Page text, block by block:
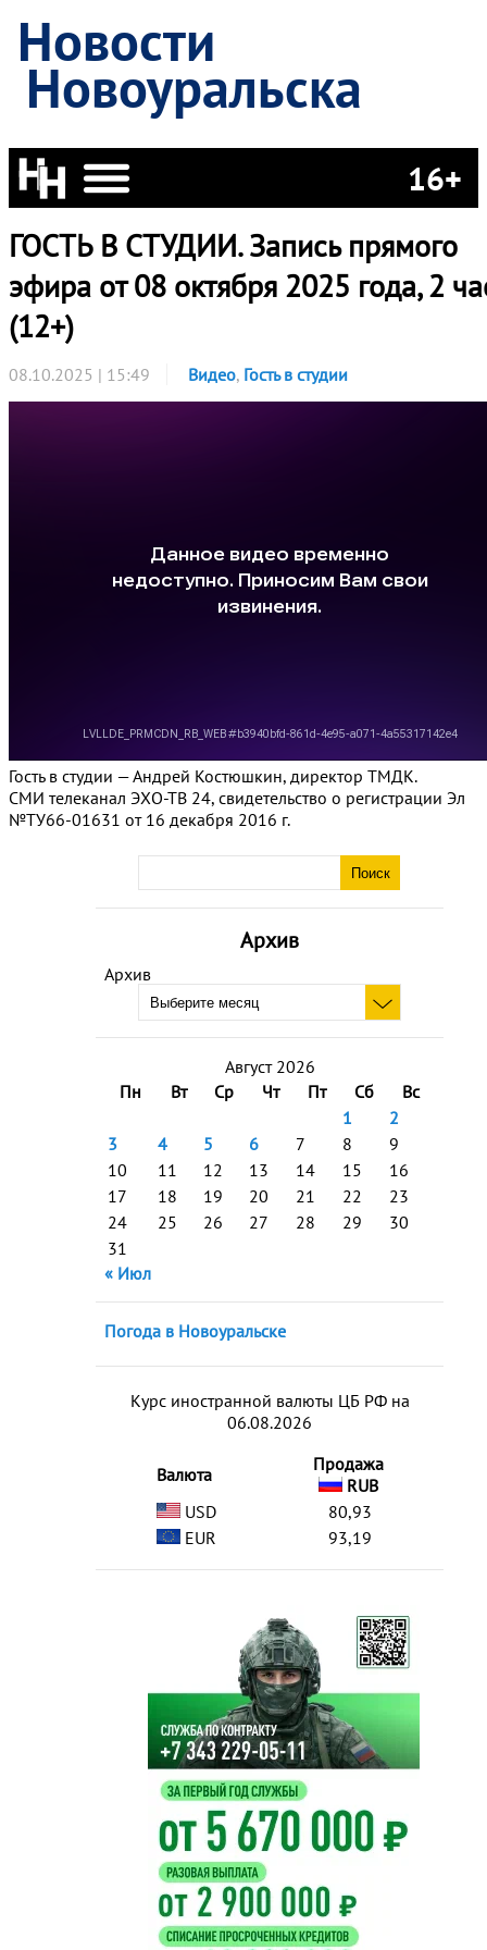
Новости
Новоуральска
16+
Архив
Архив
Август 2026
Пн
Вт Ср Чт Пт Сб
Вс
1
2
3
4 5 6 7 8
9
10
11 12 13 14 15
16
17
18 19 20 21 22
23
24
25 26 27 28 29
30
31
« Июл
Погода в Новоуральске
Курс иностранной валюты ЦБ РФ на
06.08.2026
Валюта
Продажа
RUB
USD
80,93
EUR
93,19
ГОСТЬ В СТУДИИ. Запись прямого
эфира от 08 октября 2025 года, 2
(12+)
08.10.2025 | 15:49 Видео, Гость в студии
Гость в студии — Андрей Костюшкин, директор ТМДК.
СМИ телеканал ЭХО-ТВ 24, свидетельство о регистрации Эл
№ТУ66-01631 от 16 декабря 2016 г.